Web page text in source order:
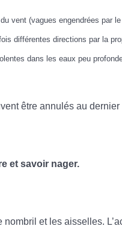
vent (vagues engendrées par
différentes directions par la
dans les eaux peu
être annulés au
et savoir nager.
et les aisselles.